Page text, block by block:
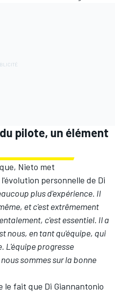
pilote, un élément
Nieto met
personnelle de Di
plus d'expérience. Il
et c'est extrêmement
c'est essentiel. Il a
nous, en tant qu'équipe, qui
L'équipe progresse
sommes sur la bonne
fait que Di Giannantonio